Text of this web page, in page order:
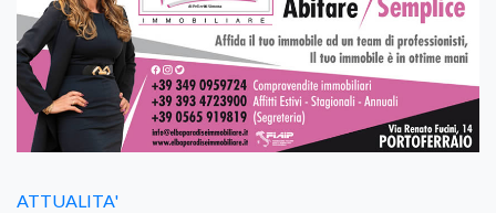
ATTUALITA'